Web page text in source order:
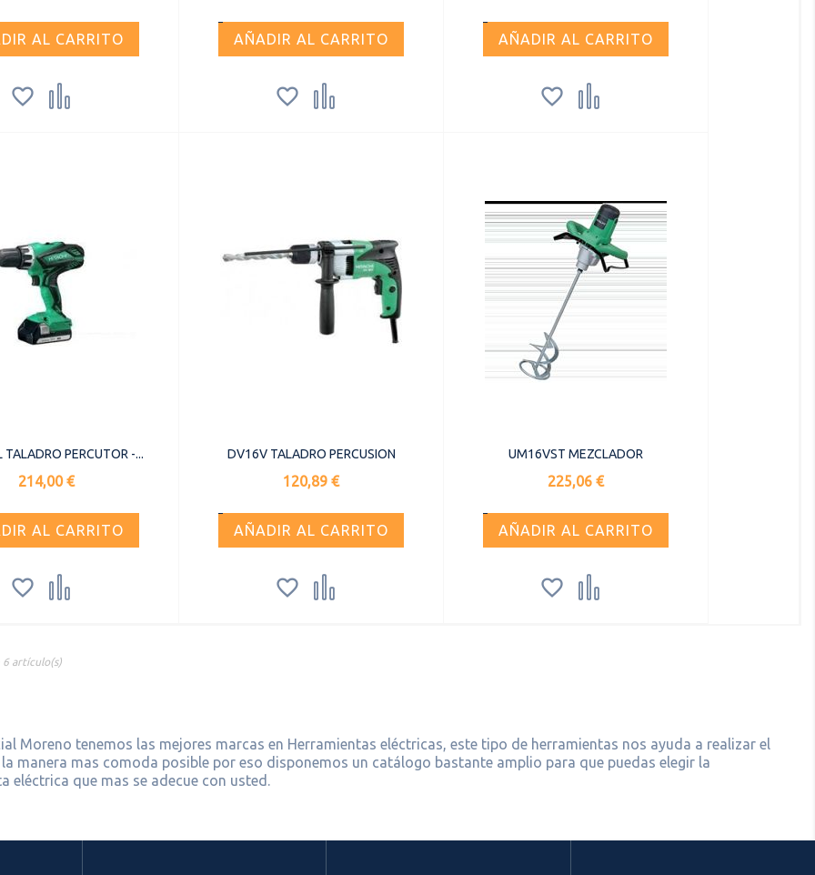
AL CARRITO
 
AÑADIR AL CARRITO
 
AÑADIR AL CARRITO
 
PERCUTOR -...
Precio
214,00 €
AL CARRITO
 
DV16V TALADRO PERCUSION
Precio
120,89 €
AÑADIR AL CARRITO
 
UM16VST MEZCLADOR
Precio
225,06 €
AÑADIR AL CARRITO
 
6 artículo(s)
Moreno tenemos las mejores marcas en Herramientas eléctricas, este tipo de herramientas nos ayuda a realizar el
manera mas comoda posible por eso disponemos un catálogo bastante amplio para que puedas elegir la
eléctrica que mas se adecue con usted.